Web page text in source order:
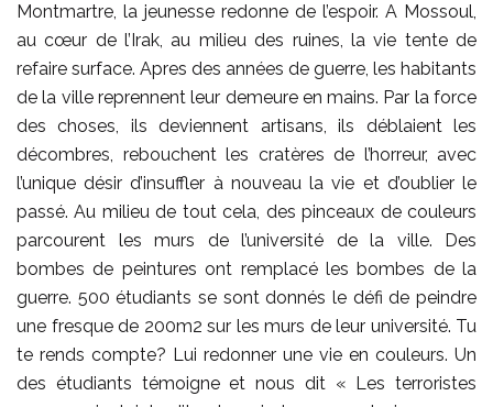
Montmartre, la jeunesse redonne de l’espoir. A Mossoul,
au cœur de l’Irak, au milieu des ruines, la vie tente de
refaire surface. Apres des années de guerre, les habitants
de la ville reprennent leur demeure en mains. Par la force
des choses, ils deviennent artisans, ils déblaient les
décombres, rebouchent les cratères de l’horreur, avec
l’unique désir d’insuffler à nouveau la vie et d’oublier le
passé. Au milieu de tout cela, des pinceaux de couleurs
parcourent les murs de l’université de la ville. Des
bombes de peintures ont remplacé les bombes de la
guerre. 500 étudiants se sont donnés le défi de peindre
une fresque de 200m2 sur les murs de leur université. Tu
te rends compte? Lui redonner une vie en couleurs. Un
des étudiants témoigne et nous dit « Les terroristes